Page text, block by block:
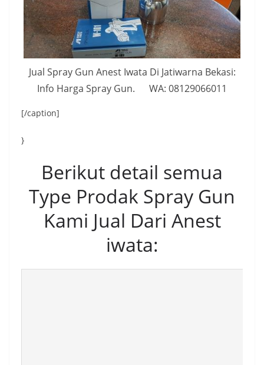
Jual Spray Gun Anest Iwata Di Jatiwarna Bekasi:
Info Harga Spray Gun. WA: 08129066011
[/caption]
}
Berikut detail semua
Type Prodak Spray Gun
Kami Jual Dari Anest
iwata: